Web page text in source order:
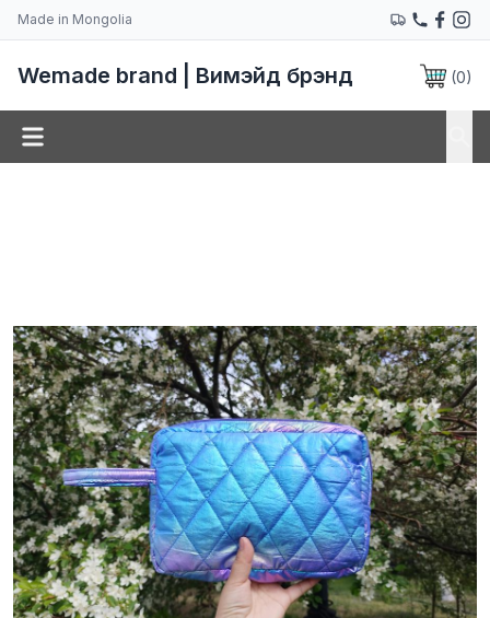
Made in Mongolia
Wemade brand | Вимэйд брэнд (0)